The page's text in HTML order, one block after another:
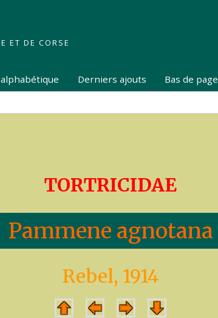
ET DE CORSE
Derniers ajouts Bas de page
TORTRICIDAE
Pammene agnotana
Rebel, 1914